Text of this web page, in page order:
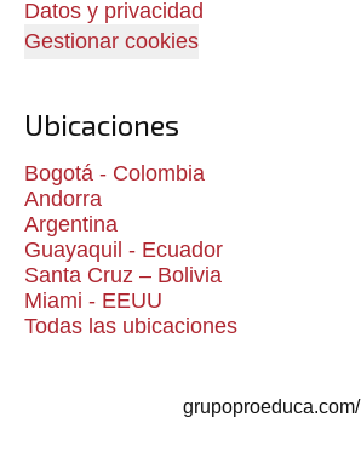
Datos y privacidad
Gestionar cookies
Ubicaciones
Bogotá - Colombia
Andorra
Argentina
Guayaquil - Ecuador
Santa Cruz – Bolivia
Miami - EEUU
Todas las ubicaciones
grupoproeduca.com/